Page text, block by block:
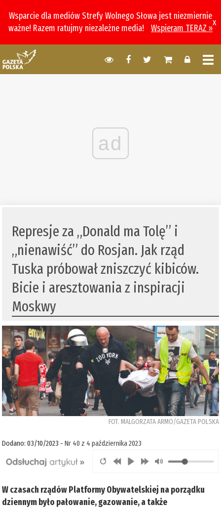
Wsparcie dla mediów Strefy Wolnego Słowa jest niezmiernie
ważne! Razem ratujmy niezależne media!
Wspieram TERAZ »
x
ad
Represje za „Donald ma Tolę” i
„nienawiść” do Rosjan. Jak rząd
Tuska próbował zniszczyć kibiców.
Bicie i aresztowania z inspiracji
Moskwy
FOT. MALGORZATA ARMO/GAZETA POLSKA
Dodano: 03/10/2023 -Nr 40 z 4 października 2023
W czasach rządów Platformy Obywatelskiej na porządku
dziennym było pałowanie, gazowanie, a także